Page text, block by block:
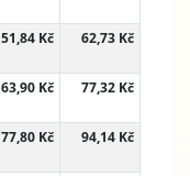
51,84 Kč 62,73 Kč
63,90 Kč 77,32 Kč
77,80 Kč 94,14 Kč